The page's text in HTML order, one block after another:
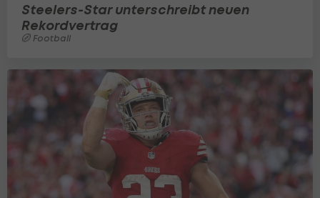
Steelers-Star unterschreibt neuen
Rekordvertrag
Football